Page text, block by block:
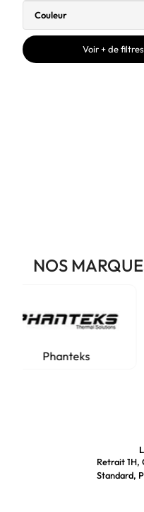
Couleur
Voir + de filtres
NOS
EKWB
Retrait 1H,
Standard,